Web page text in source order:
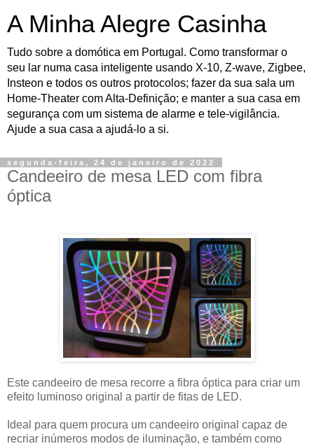
A Minha Alegre Casinha
Tudo sobre a domótica em Portugal. Como transformar o
seu lar numa casa inteligente usando X-10, Z-wave, Zigbee,
Insteon e todos os outros protocolos; fazer da sua sala um
Home-Theater com Alta-Definição; e manter a sua casa em
segurança com um sistema de alarme e tele-vigilância.
Ajude a sua casa a ajudá-lo a si.
segunda-feira, 24 de janeiro de 2022
Candeeiro de mesa LED com fibra
óptica
Este candeeiro de mesa recorre a fibra óptica para criar um
efeito luminoso original a partir de fitas de LED.
Ideal para quem procura um candeeiro original capaz de
recriar inúmeros modos de iluminação, e também como